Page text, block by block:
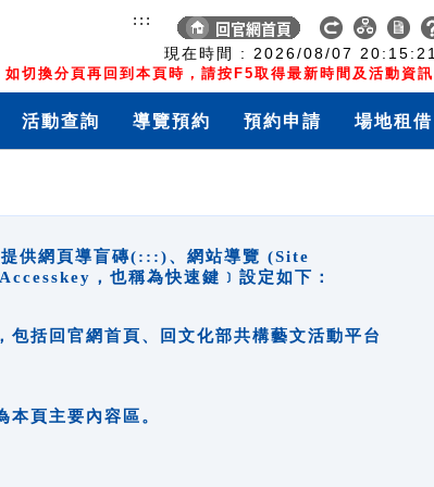
現在時間 : 2026/08/07 20:15:21
如切換分頁再回到本頁時，請按F5取得最新時間及活動資訊
:::
活動查詢 導覽預約 預約申請 場地租借
提供網頁導盲磚(:::)、網站導覽 (Site
，也稱為快速鍵﹞設定如下：
回官網首頁、回文化部共構藝文活動平台
頁主要內容區。